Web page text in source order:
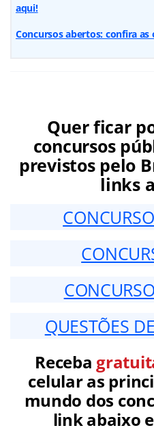
aqui!
Concursos abertos: confira
Quer ficar
concursos
previstos pelo
links
QUESTÕES
Receba
celular as
mundo dos
link abaixo